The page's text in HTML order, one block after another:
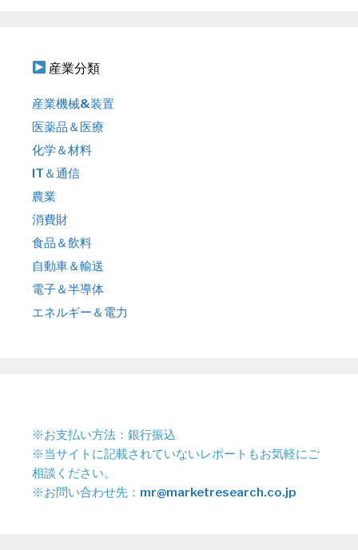
産業分類
産業機械&装置
医薬品＆医療
化学＆材料
IT＆通信
農業
消費財
食品＆飲料
自動車＆輸送
電子＆半導体
エネルギー＆電力
※お支払い方法：銀行振込
※当サイトに記載されていないレポートもお気軽にご
相談ください。
※お問い合わせ先： mr@marketresearch.co.jp